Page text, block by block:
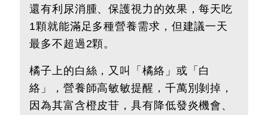
還有利尿消腫、保護視力的效果，每天吃
1顆就能滿足多種營養需求，但建議一天
最多不超過2顆。
橘子上的白絲，又叫「橘絡」或「白
絡」，營養師高敏敏提醒，千萬別剝掉，
因為其富含橙皮苷，具有降低發炎機會、